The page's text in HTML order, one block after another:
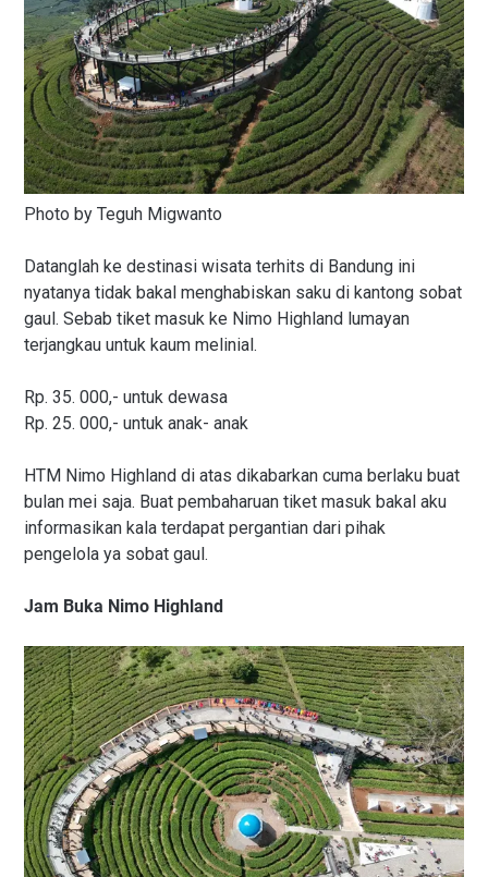
Photo by Teguh Migwanto
Datanglah ke destinasi wisata terhits di Bandung ini
nyatanya tidak bakal menghabiskan saku di kantong sobat
gaul. Sebab tiket masuk ke Nimo Highland lumayan
terjangkau untuk kaum melinial.
Rp. 35. 000,- untuk dewasa
Rp. 25. 000,- untuk anak- anak
HTM Nimo Highland di atas dikabarkan cuma berlaku buat
bulan mei saja. Buat pembaharuan tiket masuk bakal aku
informasikan kala terdapat pergantian dari pihak
pengelola ya sobat gaul.
Jam Buka Nimo Highland